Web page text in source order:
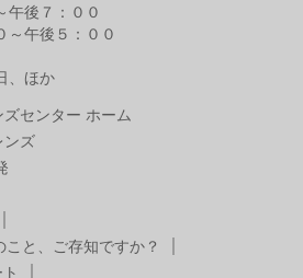
午後７：００
午後５：００
、ほか
センター ホーム
ンズ
と、ご存知ですか？